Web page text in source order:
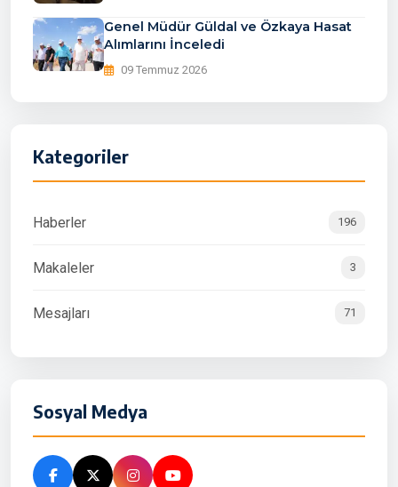
Genel Müdür Güldal ve Özkaya Hasat
Alımlarını İnceledi
09 Temmuz 2026
Kategoriler
Haberler 196
Makaleler 3
Mesajları 71
Sosyal Medya